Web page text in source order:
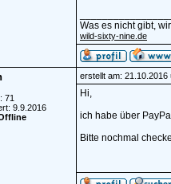
Was es nicht gibt,
wild-sixty-nine.de
71
9.9.2016
erstellt am: 21.10.2016
Hi,
ich habe über
Bitte nochmal